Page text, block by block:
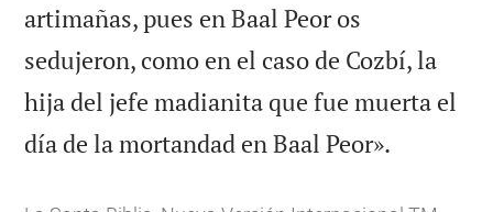
artimañas, pues en Baal Peor os
sedujeron, como en el caso de Cozbí, la
hija del jefe madianita que fue muerta el
día de la mortandad en Baal Peor».